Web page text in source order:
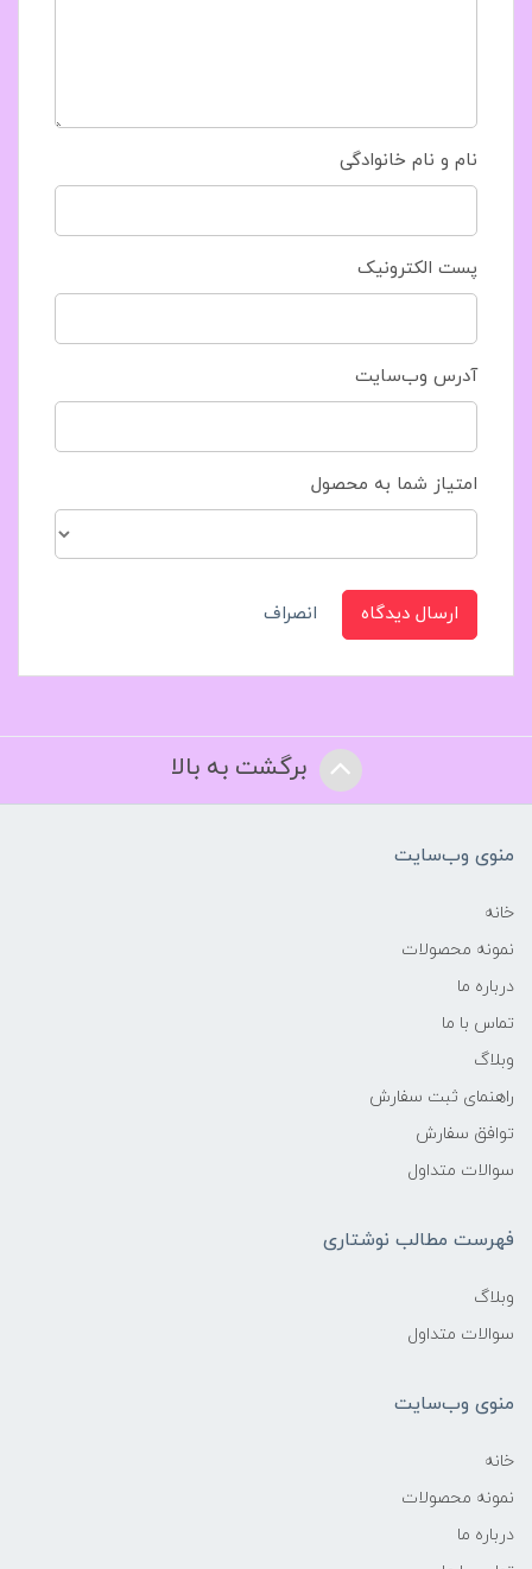
نام و نام خانوادگی
پست الکترونیک
آدرس وب‌سایت
امتیاز شما به محصول
ارسال دیدگاه انصراف
برگشت به بالا
منوی وب‌سایت
خانه
نمونه محصولات
درباره ما
تماس با ما
وبلاگ
راهنمای ثبت سفارش
توافق سفارش
سوالات متداول
فهرست مطالب نوشتاری
وبلاگ
سوالات متداول
منوی وب‌سایت
خانه
نمونه محصولات
درباره ما